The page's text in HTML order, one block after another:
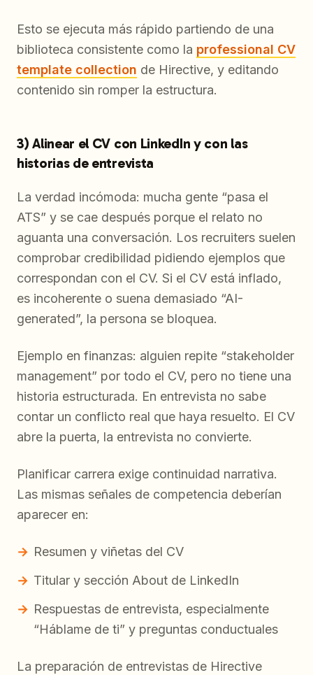
Esto se ejecuta más rápido partiendo de una
biblioteca consistente como la professional CV
template collection de Hirective, y editando
contenido sin romper la estructura.
3) Alinear el CV con LinkedIn y con las
historias de entrevista
La verdad incómoda: mucha gente “pasa el
ATS” y se cae después porque el relato no
aguanta una conversación. Los recruiters suelen
comprobar credibilidad pidiendo ejemplos que
correspondan con el CV. Si el CV está inflado,
es incoherente o suena demasiado “AI-
generated”, la persona se bloquea.
Ejemplo en finanzas: alguien repite “stakeholder
management” por todo el CV, pero no tiene una
historia estructurada. En entrevista no sabe
contar un conflicto real que haya resuelto. El CV
abre la puerta, la entrevista no convierte.
Planificar carrera exige continuidad narrativa.
Las mismas señales de competencia deberían
aparecer en:
Resumen y viñetas del CV
Titular y sección About de LinkedIn
Respuestas de entrevista, especialmente
“Háblame de ti” y preguntas conductuales
La preparación de entrevistas de Hirective